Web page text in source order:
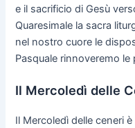
e il sacrificio di Gesù
Quaresimale la sacra
nel nostro cuore le
Pasquale rinnoveremo
Il Mercoledì delle
Il Mercoledì delle ceneri